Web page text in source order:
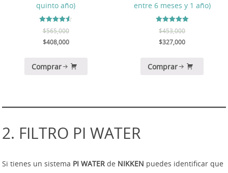
quinto año)
Valorado en
4.50
de 5
$565,000
$408,000
Comprar
entre 6 meses y 1 año)
Valorado en
5.00
de 5
$453,000
$327,000
Comprar
2. FILTRO PI WATER
Si tienes un sistema PI WATER de NIKKEN puedes identificar que